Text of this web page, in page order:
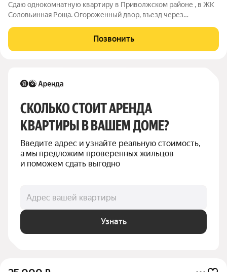
Сдаю однокомнатную квартиру в Приволжском районе , в ЖК
Соловьинная Роща. Огороженный двор, въезд через
телевизор. В шаговой доступности улицы Гарифа Ахунова,
Ферма-2, Мидхата Булатова, Баки Урманче,
Позвонить
СКОЛЬКО СТОИТ АРЕНДА
КВАРТИРЫ В ВАШЕМ ДОМЕ?
Введите адрес и узнайте реальную стоимость,
а мы предложим проверенных жильцов
и поможем сдать выгодно
Адрес вашей квартиры
Узнать